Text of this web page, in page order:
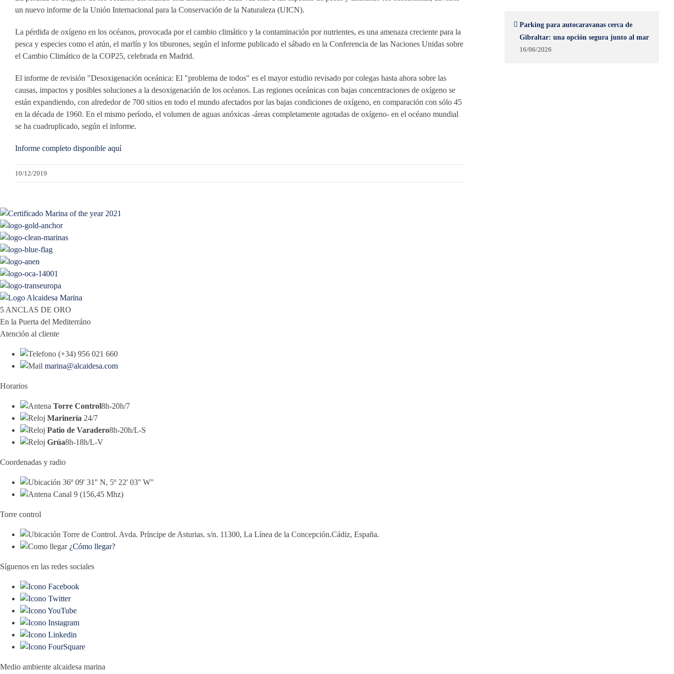
un nuevo informe de la Unión Internacional para la Conservación de la Naturaleza (UICN).
La pérdida de oxígeno en los océanos, provocada por el cambio climático y la contaminación por nutrientes, es una amenaza creciente para la
pesca y especies como el atún, el marlín y los tiburones, según el informe publicado el sábado en la Conferencia de las Naciones Unidas sobre
el Cambio Climático de la COP25, celebrada en Madrid.
El informe de revisión "Desoxigenación oceánica: El "problema de todos" es el mayor estudio revisado por colegas hasta ahora sobre las
causas, impactos y posibles soluciones a la desoxigenación de los océanos. Las regiones oceánicas con bajas concentraciones de oxígeno se
están expandiendo, con alrededor de 700 sitios en todo el mundo afectados por las bajas condiciones de oxígeno, en comparación con sólo 45
en la década de 1960. En el mismo período, el volumen de aguas anóxicas -áreas completamente agotadas de oxígeno- en el océano mundial
se ha cuadruplicado, según el informe.
Informe completo disponible aquí
10/12/2019
Parking para autocaravanas cerca de
Gibraltar: una opción segura junto al mar
16/06/2026
5 ANCLAS DE ORO
En la Puerta del Mediterráno
Atención al cliente
(+34) 956 021 660
marina@alcaidesa.com
Horarios
Torre Control8h-20h/7
Marinería 24/7
Patio de Varadero8h-20h/L-S
Grúa8h-18h/L-V
Coordenadas y radio
36º 09' 31'' N, 5º 22' 03'' W"
Canal 9 (156,45 Mhz)
Torre control
Torre de Control. Avda. Príncipe de Asturias. s/n. 11300, La Línea de la Concepción.Cádiz, España.
¿Cómo llegar?
Síguenos en las redes sociales
Medio ambiente alcaidesa marina